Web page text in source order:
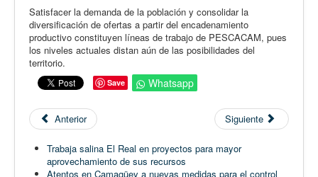
Satisfacer la demanda de la población y consolidar la
diversificación de ofertas a partir del encadenamiento
productivo constituyen líneas de trabajo de PESCACAM, pues
los niveles actuales distan aún de las posibilidades del
territorio.
Save Whatsapp
Anterior Siguiente
Trabaja salina El Real en proyectos para mayor
aprovechamiento de sus recursos
Atentos en Camagüey a nuevas medidas para el control